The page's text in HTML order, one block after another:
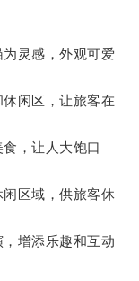
灵感，外观可爱
闲区，让旅客在
，让人大饱口
区域，供旅客休
增添乐趣和互动